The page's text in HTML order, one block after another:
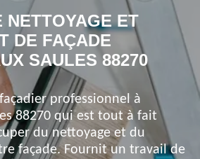
NETTOYAGE ET
DE FAÇADE
SAULES 88270
professionnel à
88270 qui est tout à fait
du nettoyage et du
façade. Fournit un travail de